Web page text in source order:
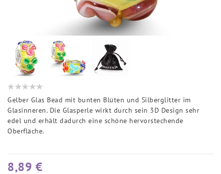
Gelber Glas Bead mit bunten Blüten und Silberglitter im
Glasinneren. Die Glasperle wirkt durch sein 3D Design sehr
edel und erhält dadurch eine schöne hervorstechende
Oberfläche.
8,89 €